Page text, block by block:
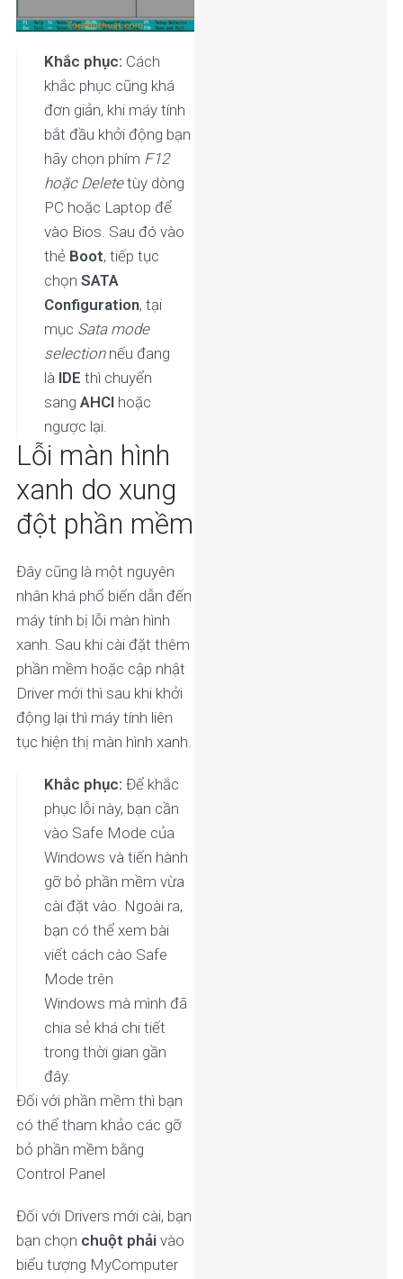
Khắc phục: Cách
khắc phục cũng khá
đơn giản, khi máy tính
bắt đầu khởi động bạn
hãy chọn phím F12
hoặc Deletetùy dòng
PC hoặc Laptop để
vào Bios. Sau đó vào
thẻ Boot, tiếp tục
chọn SATA
Configuration, tại
mục Sata mode
selectionnếu đang
là IDE thì chuyển
sang AHCI hoặc
ngược lại.
Lỗi màn hình
xanh do xung
đột phần mềm
Đây cũng là một nguyên
nhân khá phổ biến dẫn đến
máy tính bị lỗi màn hình
xanh. Sau khi cài đặt thêm
phần mềm hoặc cập nhật
Driver mới thì sau khi khởi
động lại thì máy tính liên
tục hiện thị màn hình xanh.
Khắc phục: Để khắc
phục lỗi này, bạn cần
vào Safe Mode của
Windows và tiến hành
gỡ bỏ phần mềm vừa
cài đặt vào. Ngoài ra,
bạn có thể xem bài
viết cách cào Safe
Mode trên
Windows mà mình đã
chia sẻ khá chi tiết
trong thời gian gần
đây.
Đối với phần mềm thì bạn
có thể tham khảo các gỡ
bỏ phần mềm bằng
Control Panel
Đối với Drivers mới cài, bạn
bạn chọn chuột phảivào
biểu tượng MyComputer